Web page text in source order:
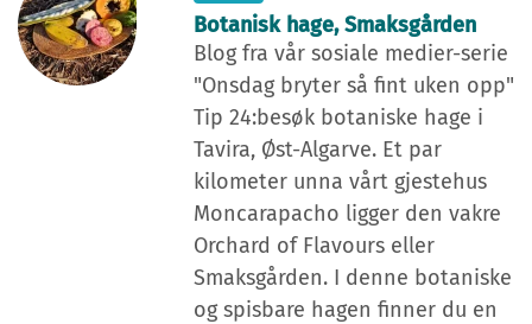
Botanisk hage, Smaksgården
Blog fra vår sosiale medier-serie
"Onsdag bryter så fint uken opp"
Tip 24:besøk botaniske hage i
Tavira, Øst-Algarve. Et par
kilometer unna vårt gjestehus
Moncarapacho ligger den vakre
Orchard of Flavours eller
Smaksgården. I denne botaniske
og spisbare hagen finner du en